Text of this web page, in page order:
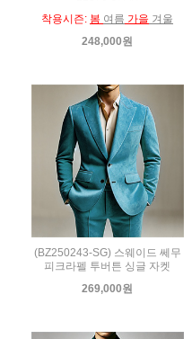
착용시즌: 봄 여름 가을 겨울
248,000원
(BZ250243-SG) 스웨이드 쎄무
피크라펠 투버튼 싱글 자켓
269,000원